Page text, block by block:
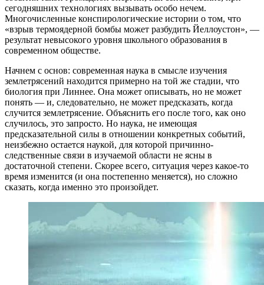
сегодняшних технологиях вызывать особо нечем.
Многочисленные конспирологические истории о том, что
«взрыв термоядерной бомбы может разбудить Йеллоустон», —
результат невысокого уровня школьного образования в
современном обществе.
Начнем с основ: современная наука в смысле изучения
землетрясений находится примерно на той же стадии, что
биология при Линнее. Она может описывать, но не может
понять — и, следовательно, не может предсказать, когда
случится землетрясение. Объяснить его после того, как оно
случилось, это запросто. Но наука, не имеющая
предсказательной силы в отношении конкретных событий,
неизбежно остается наукой, для которой причинно-
следственные связи в изучаемой области не ясны в
достаточной степени. Скорее всего, ситуация через какое-то
время изменится (и она постепенно меняется), но сложно
сказать, когда именно это произойдет.